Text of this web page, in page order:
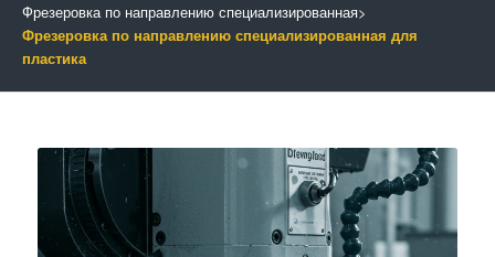
Фрезеровка по направлению специализированная>
Фрезеровка по направлению специализированная для
пластика